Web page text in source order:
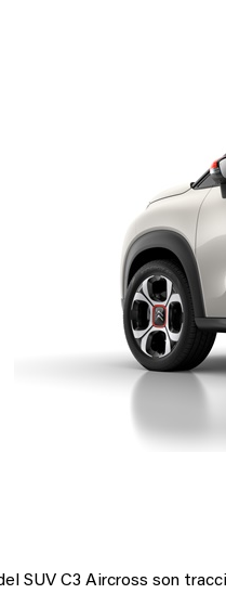
SUV C3 Aircross son